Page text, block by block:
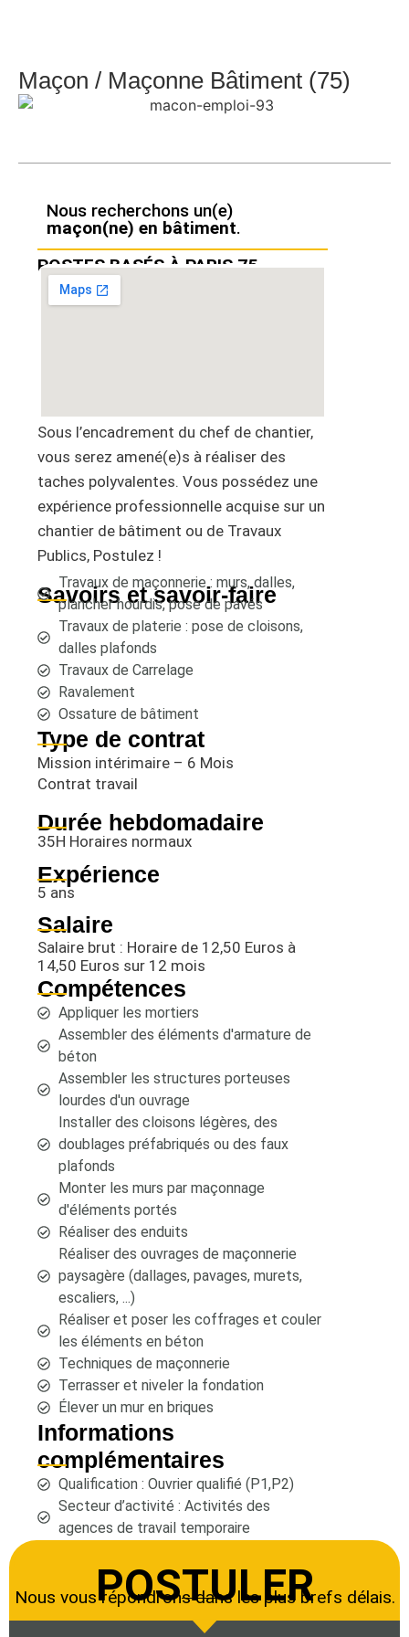
Maçon / Maçonne Bâtiment (75)
POSTULER
Nous vous répondrons dans les plus brefs délais.
Nous recherchons un(e)
maçon(ne) en bâtiment.
POSTES BASÉS À PARIS 75
Sous l’encadrement du chef de chantier,
vous serez amené(e)s à réaliser des
taches polyvalentes. Vous possédez une
expérience professionnelle acquise sur un
chantier de bâtiment ou de Travaux
Publics, Postulez !
Savoirs et savoir-faire
Travaux de maçonnerie : murs, dalles,
plancher hourdis, pose de pavés
Travaux de platerie : pose de cloisons,
dalles plafonds
Travaux de Carrelage
Ravalement
Ossature de bâtiment
Type de contrat
Mission intérimaire – 6 Mois
Contrat travail
Durée hebdomadaire
35H Horaires normaux
Expérience
5 ans
Salaire
Salaire brut : Horaire de 12,50 Euros à
14,50 Euros sur 12 mois
Compétences
Appliquer les mortiers
Assembler des éléments d'armature de
béton
Assembler les structures porteuses
lourdes d'un ouvrage
Installer des cloisons légères, des
doublages préfabriqués ou des faux
plafonds
Monter les murs par maçonnage
d'éléments portés
Réaliser des enduits
Réaliser des ouvrages de maçonnerie
paysagère (dallages, pavages, murets,
escaliers, ...)
Réaliser et poser les coffrages et couler
les éléments en béton
Techniques de maçonnerie
Terrasser et niveler la fondation
Élever un mur en briques
Informations
complémentaires
Qualification : Ouvrier qualifié (P1,P2)
Secteur d’activité : Activités des
agences de travail temporaire